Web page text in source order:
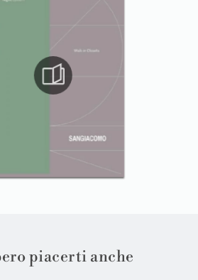
piacerti anche